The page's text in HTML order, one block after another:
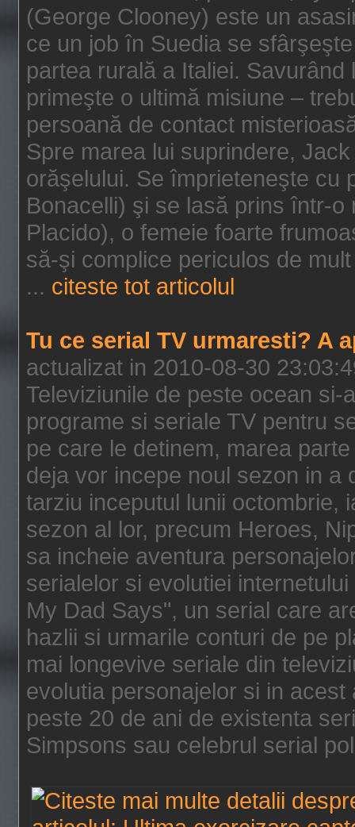
(George Clooney) este un
ce un job în Suedia se
partea rurală a Italiei.
primeşte o ultimă misiune –
persoană de contact
Spre marea lui suprindere,
orăşelului. Se împrieteneşte cu
Bonacelli) şi se lasă prins într-
Placido), o femeie foarte
să-şi complice periculos de
... citeste tot articolul
Tu ce serial TV urmaresti? A
actualizat in 2010-08-30
Televiziunile de peste ocean si-
programe si seriale TV pentru
pe care le detinem, marea
deja vor incepe noul sezon in a
tarziu inceputul lunii octombrie,
sezon al lor, precum Heroes,
sa incheie aventura
serialelor si evolutiei
My Dad Says", un serial care
hazlii si urmarile conturi de pe
mai longevive seriale din
evolutia personajelor si in
peste 20 de ani de existenta
Simpsons sau celebrul serial